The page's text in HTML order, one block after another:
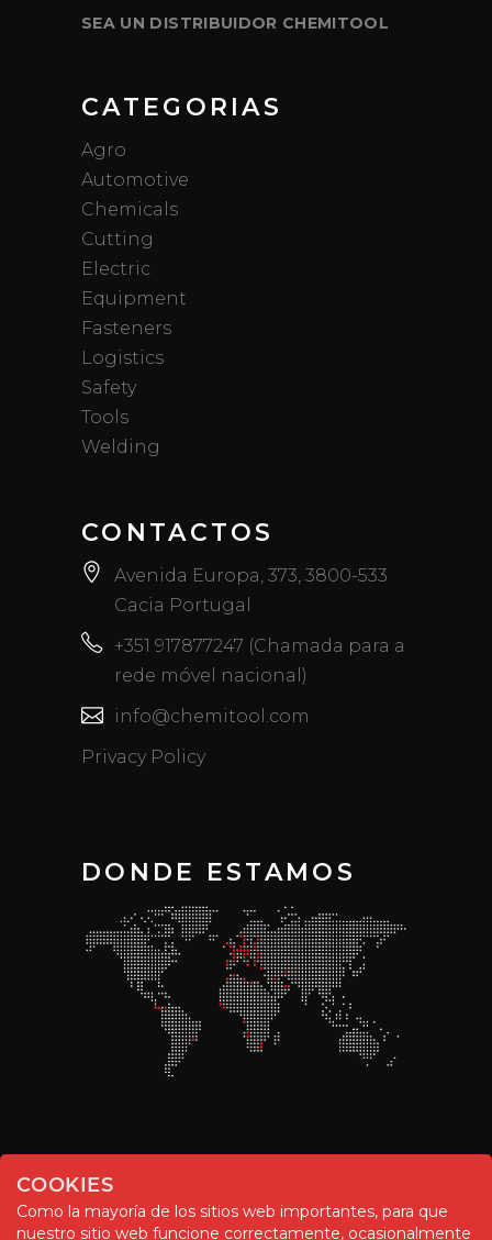
SEA UN DISTRIBUIDOR CHEMITOOL
CATEGORIAS
Agro
Automotive
Chemicals
Cutting
Electric
Equipment
Fasteners
Logistics
Safety
Tools
Welding
CONTACTOS
Avenida Europa, 373, 3800-533
Cacia Portugal
+351 917877247 (Chamada para a
rede móvel nacional)
info@chemitool.com
Privacy Policy
DONDE ESTAMOS
COOKIES
Como la mayoría de los sitios web importantes, para que
nuestro sitio web funcione correctamente, ocasionalmente